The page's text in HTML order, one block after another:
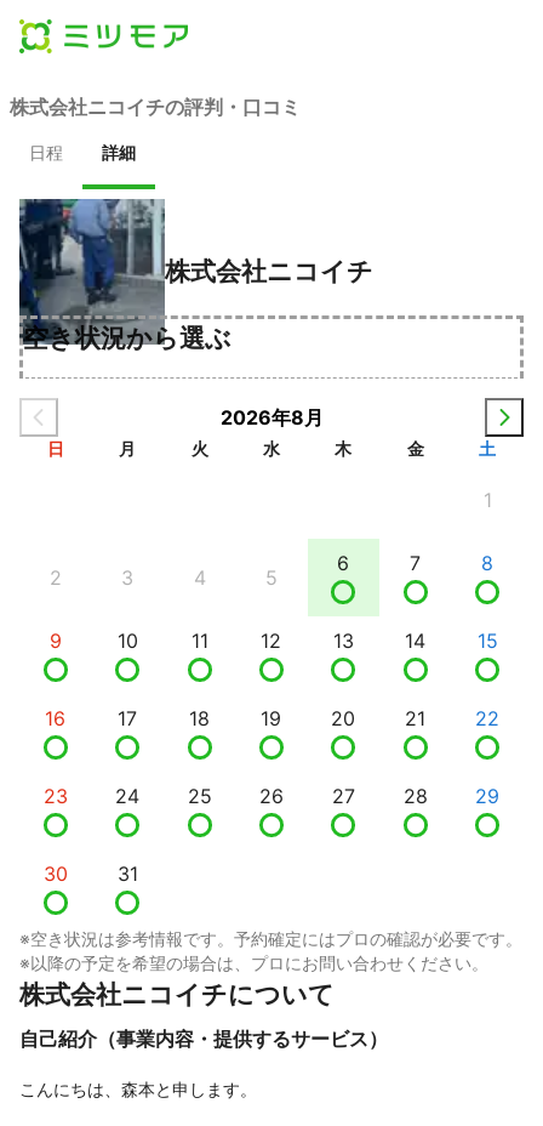
株式会社ニコイチの評判・口コミ
日程 詳細
株式会社ニコイチ
空き状況から選ぶ
2026年8月
日 月 火 水 木 金 土
1
2 3 4 5
6 7 8
9 10 11 12 13 14 15
16 17 18 19 20 21 22
23 24 25 26 27 28 29
30 31
※空き状況は参考情報です。予約確定にはプロの確認が必要です。
※以降の予定を希望の場合は、プロにお問い合わせください。
株式会社ニコイチについて
自己紹介（事業内容・提供するサービス）
こんにちは、森本と申します。